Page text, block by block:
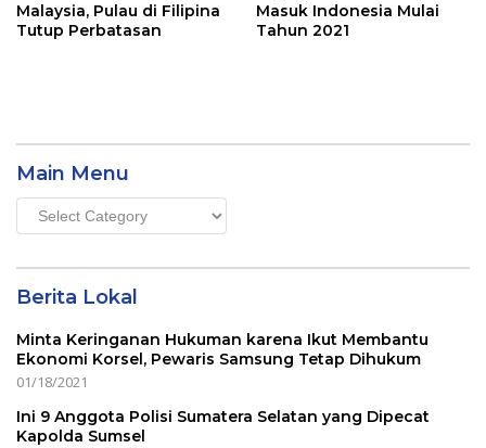
Malaysia, Pulau di Filipina
Tutup Perbatasan
Masuk Indonesia Mulai
Tahun 2021
Main Menu
Main
Menu
Berita Lokal
Minta Keringanan Hukuman karena Ikut Membantu
Ekonomi Korsel, Pewaris Samsung Tetap Dihukum
01/18/2021
Ini 9 Anggota Polisi Sumatera Selatan yang Dipecat
Kapolda Sumsel